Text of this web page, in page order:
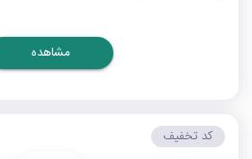
مشاهده
کد تخفیف